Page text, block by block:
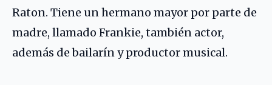
Raton. Tiene un hermano mayor por parte de
madre, llamado Frankie, también actor,
además de bailarín y productor musical.